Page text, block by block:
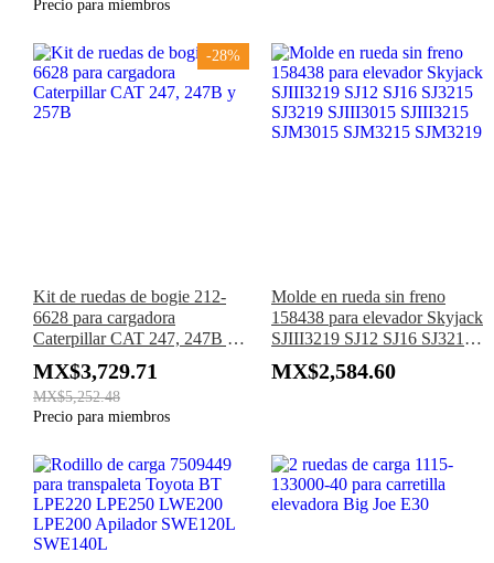
Precio para miembros
-28%
Kit de ruedas de bogie 212-
6628 para cargadora
Caterpillar CAT 247, 247B y
MX$3,729.71
MX$5,252.48
Precio para miembros
Molde en rueda sin freno
158438 para elevador Skyjack
SJIII3219 SJ12 SJ16 SJ3215
SJ3219 SJIII3015 SJIII3215
SJM3015 SJM3215 SJM3219
MX$2,584.60